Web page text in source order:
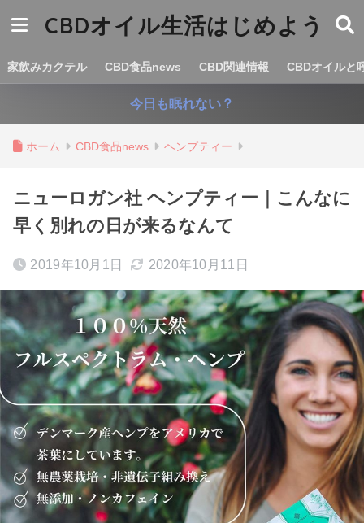
CBDオイル生活はじめよう
家飲みカクテル CBD食品news CBD関連情報 CBDオイルと
今日も眠れない？
ホーム CBD食品news ヘンプティー
ニューロガン社 ヘンプティー｜こんなに
早く別れの日が来るなんて
2019年10月1日 2020年10月11日